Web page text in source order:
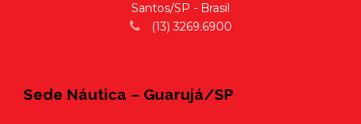
Santos/SP - Brasil
(13) 3269.6900
Sede Náutica – Guarujá/SP